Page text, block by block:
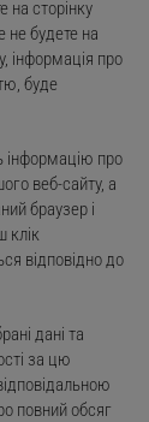
на сторінку
не будете на
інформація про
буде
інформацію про
веб-сайту, а
браузер і
клік
відповідно до
дані та
за цю
повний обсяг